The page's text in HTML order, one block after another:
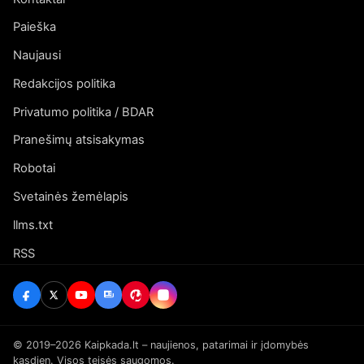
Paieška
Naujausi
Redakcijos politika
Privatumo politika / BDAR
Pranešimų atsisakymas
Robotai
Svetainės žemėlapis
llms.txt
RSS
© 2019–2026 Kaipkada.lt – naujienos, patarimai ir įdomybės
kasdien. Visos teisės saugomos.